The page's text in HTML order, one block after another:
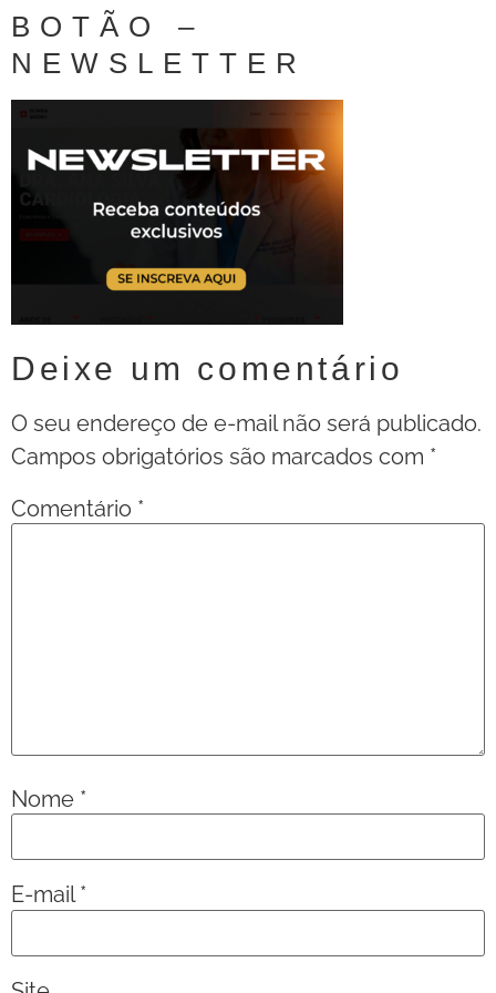
BOTÃO –
NEWSLETTER
Deixe um comentário
O seu endereço de e-mail não será publicado.
Campos obrigatórios são marcados com *
Comentário *
Nome *
E-mail*